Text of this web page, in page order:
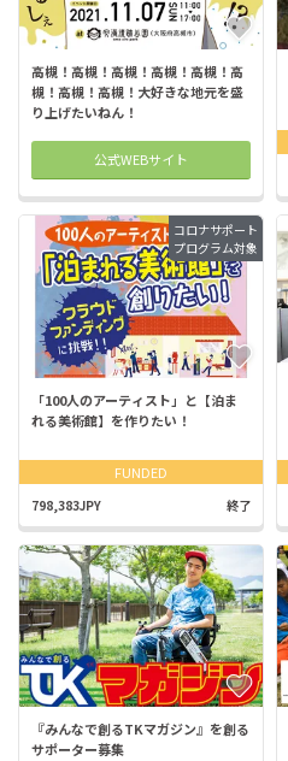
高槻！高槻！高槻！高槻！高槻！高
槻！高槻！高槻！大好きな地元を盛
り上げたいねん！
公式WEBサイト
コロナサポート
プログラム対象
「100人のアーティスト」と【泊ま
れる美術館】を作りたい！
FUNDED
798,383JPY 終了
『みんなで創るTKマガジン』を創る
サポーター募集